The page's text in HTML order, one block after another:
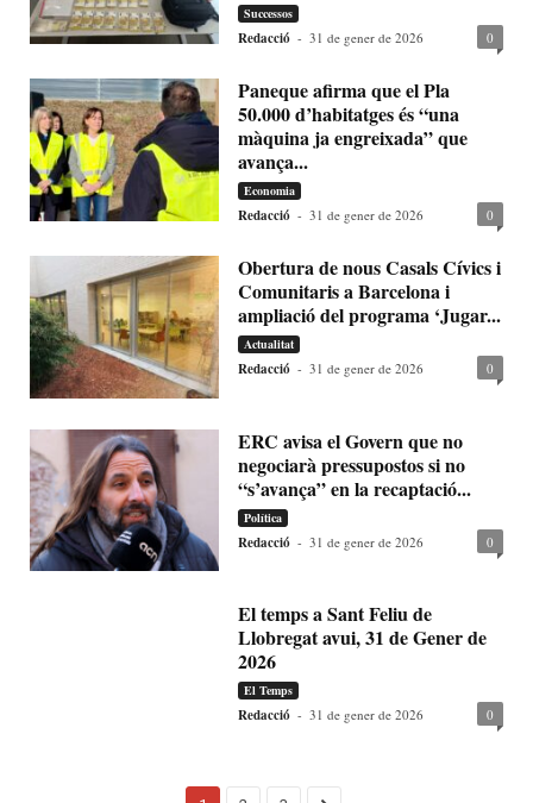
Successos
Redacció - 31 de gener de 2026 0
Paneque afirma que el Pla
50.000 d’habitatges és “una
màquina ja engreixada” que
avança...
Economia
Redacció - 31 de gener de 2026 0
Obertura de nous Casals Cívics i
Comunitaris a Barcelona i
ampliació del programa ‘Jugar...
Actualitat
Redacció - 31 de gener de 2026 0
ERC avisa el Govern que no
negociarà pressupostos si no
“s’avança” en la recaptació...
Política
Redacció - 31 de gener de 2026 0
El temps a Sant Feliu de
Llobregat avui, 31 de Gener de
2026
El Temps
Redacció - 31 de gener de 2026 0